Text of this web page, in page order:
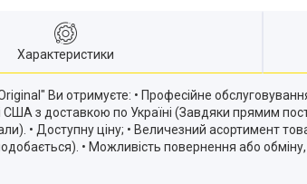
Характеристики
Ви отримуєте: • Професійне
США з доставкою по Україні (Завдяки прямим
• Доступну ціну; • Величезний асортимент
• Можливість повернення або